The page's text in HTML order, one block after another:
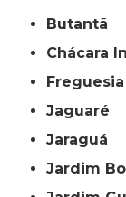
Butantã
Chácara
Jaguaré
Jaraguá
Jardim